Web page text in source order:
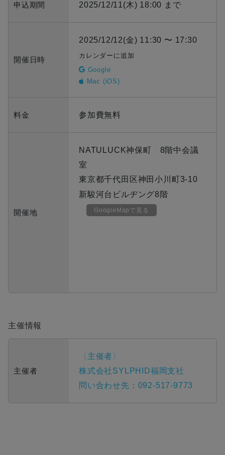
申込期間 2025/12/11(木) 18:00 まで
開催日時
2025/12/12(金) 11:30 〜 17:30
カレンダーに追加
Google
Mac (iOS)
料金 参加費無料
開催地
NATULUCK神保町 8階中会議
室
東京都千代田区神田小川町3-10
新駿河台ビルヂング8階
GoogleMapで見る
主催情報
主催者
〈主催者〉
​株式会社SYLPHID福岡支社
問い合わせ先：092-517-9773